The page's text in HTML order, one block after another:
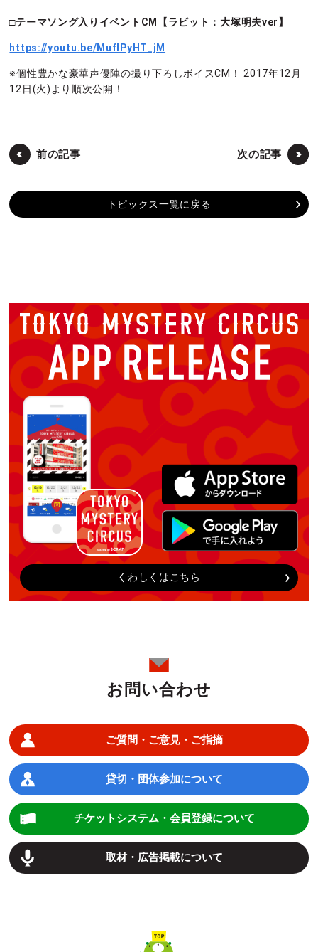
□テーマソング入りイベントCM【ラビット：大塚明夫ver】
https://youtu.be/MufIPyHT_jM
※個性豊かな豪華声優陣の撮り下ろしボイスCM！ 2017年12月
12日(火)より順次公開！
前の記事 次の記事
トピックス一覧に戻る
くわしくはこちら
お問い合わせ
ご質問・ご意見・ご指摘
貸切・団体参加について
チケットシステム・会員登録について
取材・広告掲載について